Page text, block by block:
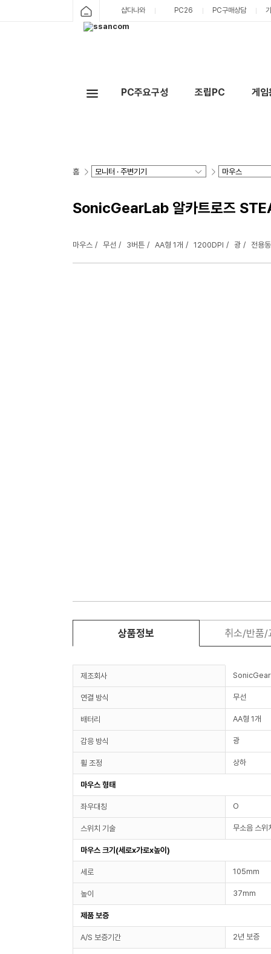
샵다나와 PC26 PC구매상담
PC주요구성 조립PC 게
홈
SonicGearLab 알카트로즈
마우스 무선 3버튼 AA형 1개 1200DPI 광 전용
상품정보 취소/반품/
제조회사
연결 방식 무선
배터리 AA형 1개
감응 방식 광
휠 조정 상하
마우스 형태
좌우대칭 O
스위치 기술 무소음 스위
마우스 크기(세로x가로x높이)
세로 105mm
높이 37mm
제품 보증
A/S 보증기간 2년 보증